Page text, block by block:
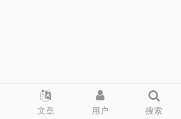
文章 用户 搜索